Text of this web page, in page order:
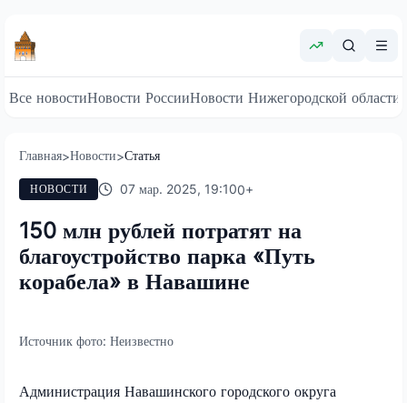
Все новостиНовости РоссииНовости Нижегородской области
Главная>Новости>Статья
НОВОСТИ 07 мар. 2025, 19:100+
150 млн рублей потратят на
благоустройство парка «Путь
корабела» в Навашине
Источник фото: Неизвестно
Администрация Навашинского городского округа